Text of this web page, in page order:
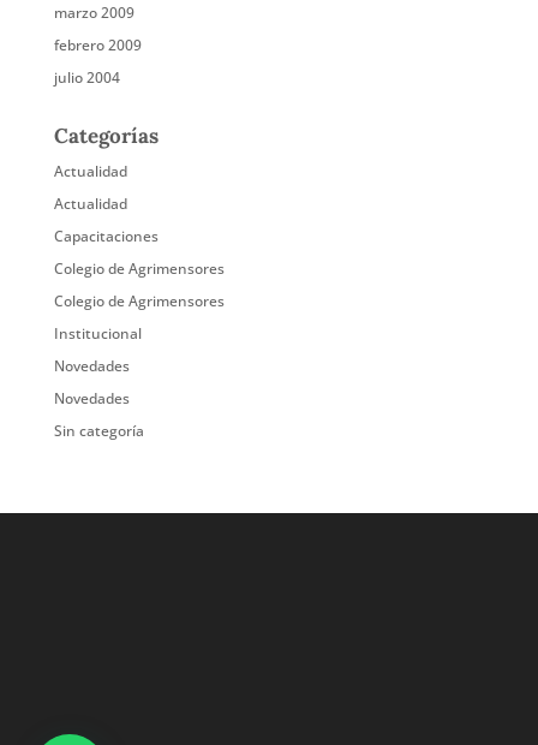
marzo 2009
febrero 2009
julio 2004
Categorías
Actualidad
Actualidad
Capacitaciones
Colegio de Agrimensores
Colegio de Agrimensores
Institucional
Novedades
Novedades
Sin categoría